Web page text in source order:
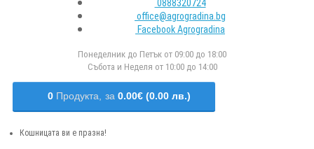
0888320724
office@agrogradina.bg
Facebook Agrogradina
Понеделник до Петък от 09:00 до 18:00
Събота и Неделя от 10:00 до 14:00
0 Продукта, за 0.00€ (0.00 лв.)
Кошницата ви е празна!